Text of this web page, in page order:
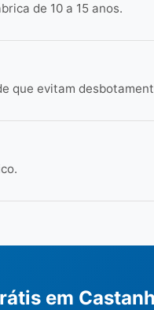
de 10 a 15 anos.
que evitam
em